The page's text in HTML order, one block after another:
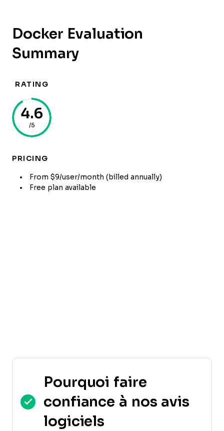
Docker Evaluation
Summary
RATING
4.6
/5
PRICING
From $9/user/month (billed annually)
Free plan available
Pourquoi faire
confiance à nos avis
logiciels